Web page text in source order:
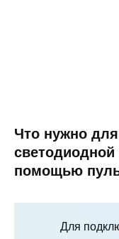
Что нужно
помощью
Для